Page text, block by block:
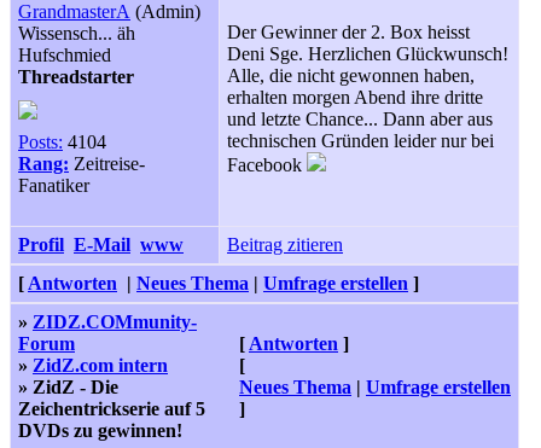
GrandmasterA (Admin)
Wissensch... äh
Hufschmied
Threadstarter
Posts: 4104
Rang: Zeitreise-
Fanatiker
Der Gewinner der 2. Box heisst
Deni Sge. Herzlichen Glückwunsch!
Alle, die nicht gewonnen haben,
erhalten morgen Abend ihre dritte
und letzte Chance... Dann aber aus
technischen Gründen leider nur bei
Facebook
Profil E-Mail www
Beitrag zitieren
[ Antworten | Neues Thema | Umfrage erstellen ]
» ZIDZ.COMmunity-
Forum
» ZidZ.com intern
» ZidZ - Die
Zeichentrickserie auf 5
DVDs zu gewinnen!
[ Antworten ]
[
Neues Thema | Umfrage erstellen
]